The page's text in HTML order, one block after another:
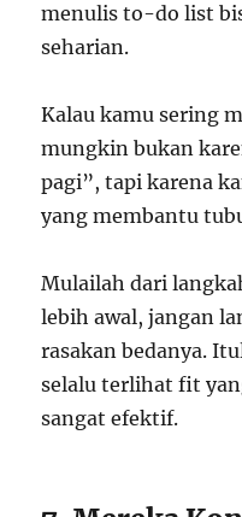
menulis to-do list
seharian.
Kalau kamu sering
mungkin bukan
pagi”, tapi karena
yang membantu
Mulailah dari
lebih awal, jangan
rasakan bedanya.
selalu terlihat fit
sangat efektif.